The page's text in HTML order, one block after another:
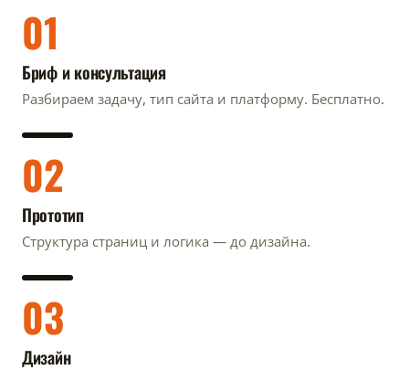
01
Бриф и консультация
Разбираем задачу, тип сайта и платформу. Бесплатно.
02
Прототип
Структура страниц и логика — до дизайна.
03
Дизайн